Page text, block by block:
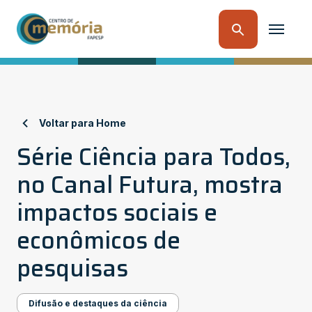
Voltar para Home
Série Ciência para Todos,
no Canal Futura, mostra
impactos sociais e
econômicos de
pesquisas
Difusão e destaques da ciência